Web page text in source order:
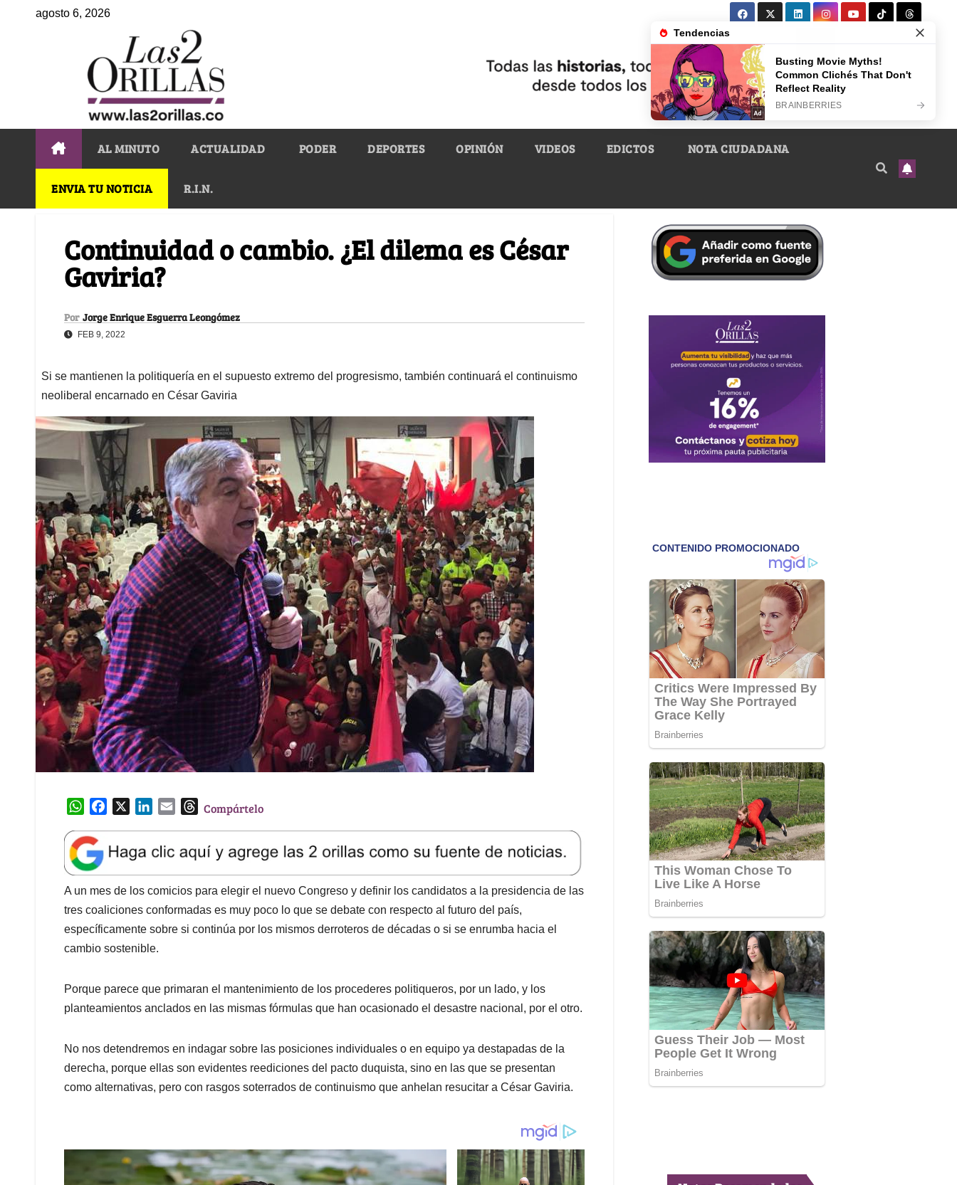
agosto 6, 2026
AL MINUTO ACTUALIDAD PODER DEPORTES OPINIÓN VIDEOS EDICTOS NOTA CIUDADANA
ENVIA TU NOTICIA R.I.N.
Continuidad o cambio. ¿El dilema es César
Gaviria?
Por Jorge Enrique Esguerra Leongómez
FEB 9, 2022
Si se mantienen la politiquería en el supuesto extremo del progresismo, también continuará el continuismo
neoliberal encarnado en César Gaviria
W
a
t
s
A
p
p
e
b
o
o
k
k
e
d
I
n
l
T
e
a
d
s
Compártelo
A un mes de los comicios para elegir el nuevo Congreso y definir los candidatos a la presidencia de las
tres coaliciones conformadas es muy poco lo que se debate con respecto al futuro del país,
específicamente sobre si continúa por los mismos derroteros de décadas o si se enrumba hacia el
cambio sostenible.
Porque parece que primaran el mantenimiento de los procederes politiqueros, por un lado, y los
planteamientos anclados en las mismas fórmulas que han ocasionado el desastre nacional, por el otro.
No nos detendremos en indagar sobre las posiciones individuales o en equipo ya destapadas de la
derecha, porque ellas son evidentes reediciones del pacto duquista, sino en las que se presentan
como alternativas, pero con rasgos soterrados de continuismo que anhelan resucitar a César Gaviria.